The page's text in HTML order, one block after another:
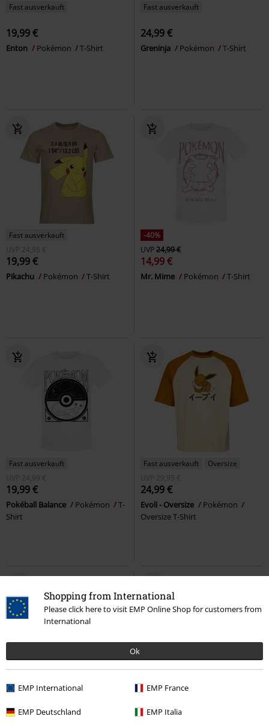
Shopping from International
Please click here to visit EMP Online Shop for customers from
International
Ok
EMP International EMP France
EMP Deutschland EMP Italia
Fast ausverkauft
19,99 €
Enton Pokémon T-Shirt
Fast ausverkauft
24,99 €
Greninja Pokémon T-Shirt
Fast ausverkauft
UVP
24,95 €
19,99 €
Pikachu Pokémon T-Shirt
-40%
UVP24,99 €
14,99 €
Mr. Mime Pokémon T-Shirt
Fast ausverkauft
UVP
24,99 €
19,99 €
Pokéball Balance Pokémon
T-
Shirt
Fast ausverkauft
Oversize
UVP
29,95 €
24,99 €
Evoli - Oversize
Pokémon
Oversize T-Shirt
Fast ausverkauft Exklusiv
21,99 €
UVP
19,99 €